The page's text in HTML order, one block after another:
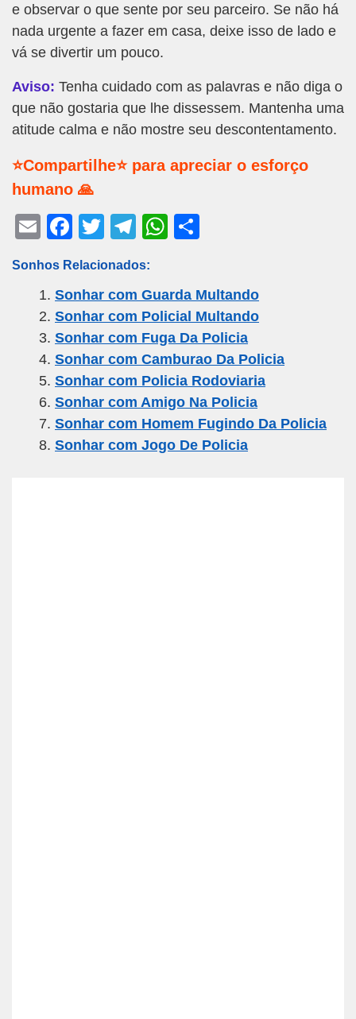
e observar o que sente por seu parceiro. Se não há
nada urgente a fazer em casa, deixe isso de lado e
vá se divertir um pouco.
Aviso: Tenha cuidado com as palavras e não diga o
que não gostaria que lhe dissessem. Mantenha uma
atitude calma e não mostre seu descontentamento.
⭐Compartilhe⭐ para apreciar o esforço
humano 🙏
E
ail
F
c
e
b
o
o
k
T
tt
er
T
e
gr
a
m
W
s
A
p
p
e
Sonhos Relacionados:
Sonhar com Guarda Multando
Sonhar com Policial Multando
Sonhar com Fuga Da Policia
Sonhar com Camburao Da Policia
Sonhar com Policia Rodoviaria
Sonhar com Amigo Na Policia
Sonhar com Homem Fugindo Da Policia
Sonhar com Jogo De Policia